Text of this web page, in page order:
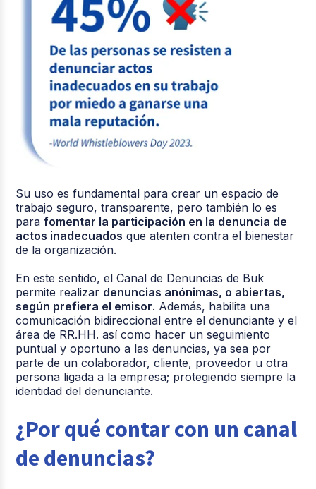
Su uso es fundamental para crear un espacio de
trabajo seguro, transparente, pero también lo es
parafomentar la participación en la denuncia de
actos inadecuados que atenten contra el bienestar
de la organización.
En este sentido, elCanal de Denuncias de Buk
permite realizar denuncias anónimas, o abiertas,
según prefiera el emisor. Además, habilita una
comunicación bidireccional entre el denunciante y el
área de RR.HH. así como hacer un seguimiento
puntual y oportuno a las denuncias, ya sea por
parte de un colaborador, cliente, proveedor u otra
persona ligada a la empresa; protegiendo siempre la
identidad del denunciante.
¿Por qué contar con un canal
de denuncias?